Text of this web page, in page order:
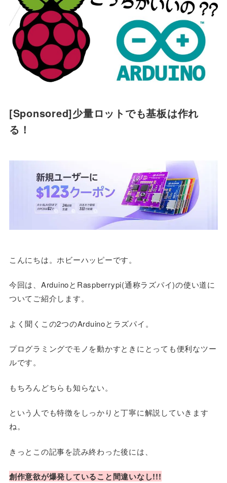
[Sponsored]少量ロットでも基板は作れ
る！
こんにちは。ホビーハッピーです。
今回は、ArduinoとRaspberrypi(通称ラズパイ)の使い道に
ついてご紹介します。
よく聞くこの2つのArduinoとラズパイ。
プログラミングでモノを動かすときにとっても便利なツー
ルです。
もちろんどちらも知らない。
という人でも特徴をしっかりと丁寧に解説していきます
ね。
きっとこの記事を読み終わった後には、
創作意欲が爆発していること間違いなし!!!